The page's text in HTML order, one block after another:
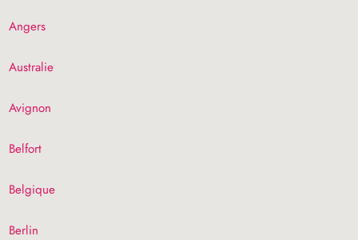
Angers
Australie
Avignon
Belfort
Belgique
Berlin